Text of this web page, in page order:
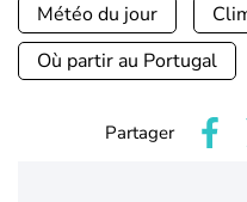
Météo du jour
Où partir au Portugal
Partager